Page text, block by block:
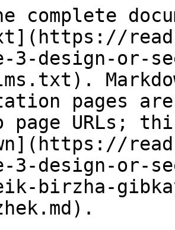
complete
3-design-or-
pages
page URLs;
3-design-or-
birzha-